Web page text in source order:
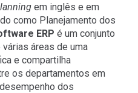
em inglês e em
como Planejamento dos
ERP é um conjunto
áreas de uma
e compartilha
os departamentos em
dos